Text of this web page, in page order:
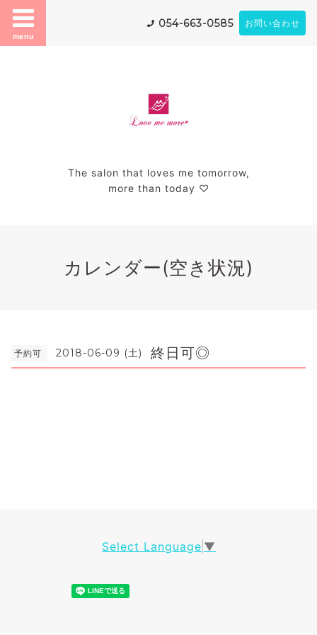
menu
054-663-0585 お問い合わせ
The salon that loves me tomorrow,
more than today ♡
カレンダー(空き状況)
予約可 2018-06-09 (土) 終日可◎
Select Language ▼